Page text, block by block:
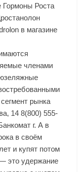
Гормоны Роста
в магазине
членами
рынка
14 8(800) 555-
г. А в
в своём
и купят потом
это удержание